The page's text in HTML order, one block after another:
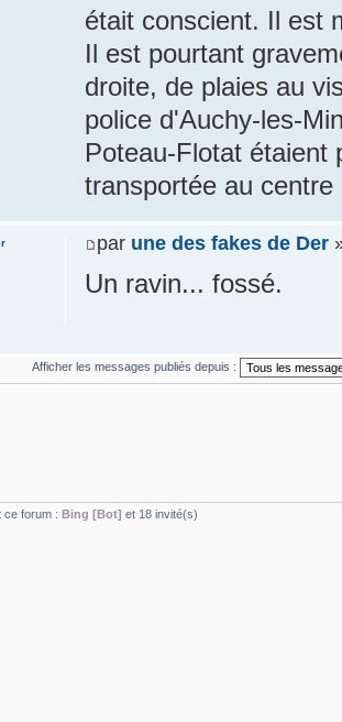
était conscient. Il est
Il est pourtant
droite, de plaies au
police d'Auchy-les-
Poteau-Flotat étaient
transportée au
par une des fakes de Der
Un ravin... fossé.
Afficher les messages publiés depuis :
ce forum : Bing [Bot] et 18 invité(s)